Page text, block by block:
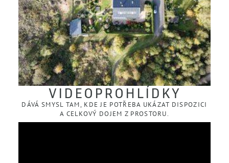
VIDEOPROHLÍDKY
DÁVÁ SMYSL TAM, KDE JE POTŘEBA UKÁZAT DISPOZICI
A CELKOVÝ DOJEM Z PROSTORU.